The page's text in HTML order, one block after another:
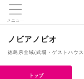
メニュー
ノビアノビオ
徳島県全域(式場・ゲストハウス
トップ